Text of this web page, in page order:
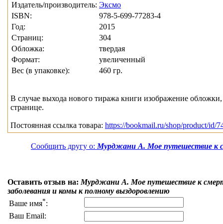
Издатель/производитель: Эксмо
ISBN:
978-5-699-77283-4
Год:
2015
Страниц:
304
Обложка:
твердая
Формат:
увеличенный
Вес (в упаковке):
460 гр.
В случае выхода нового тиража книги изображение
странице.
Постоянная ссылка товара: https://bookmail.ru/shop/product/id/
Сообщить другу о:Мурджани А. Мое путешествие к
Оставить отзыв на:Мурджани А. Мое путешествие к
заболевания и комы к полному выздоровлению
Ваше имя*:
Ваш Email: